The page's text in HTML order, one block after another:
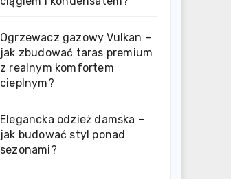
Ogrzewacz gazowy Vulkan –
jak zbudować taras premium
z realnym komfortem
cieplnym?
Elegancka odzież damska –
jak budować styl ponad
sezonami?